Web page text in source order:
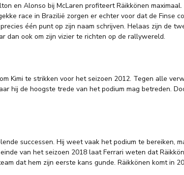
en Alonso bij McLaren profiteert Räikkönen
race in Brazilië zorgen er echter voor dat de Finse
één punt op zijn naam schrijven. Helaas zijn de
dan ook om zijn vizier te richten op de rallywereld.
Kimi te strikken voor het seizoen 2012. Tegen alle
hij de hoogste trede van het podium mag betreden.
successen. Hij weet vaak het podium te bereiken,
van het seizoen 2018 laat Ferrari weten dat
dat hem zijn eerste kans gunde. Räikkönen komt in